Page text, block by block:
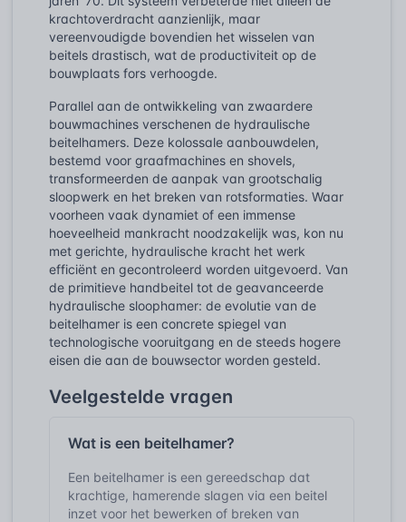
krachtoverdracht aanzienlijk, maar
vereenvoudigde bovendien het wisselen van
beitels drastisch, wat de productiviteit op de
bouwplaats fors verhoogde.
Parallel aan de ontwikkeling van zwaardere
bouwmachines verschenen de hydraulische
beitelhamers. Deze kolossale aanbouwdelen,
bestemd voor graafmachines en shovels,
transformeerden de aanpak van grootschalig
sloopwerk en het breken van rotsformaties. Waar
voorheen vaak dynamiet of een immense
hoeveelheid mankracht noodzakelijk was, kon nu
met gerichte, hydraulische kracht het werk
efficiënt en gecontroleerd worden uitgevoerd. Van
de primitieve handbeitel tot de geavanceerde
hydraulische sloophamer: de evolutie van de
beitelhamer is een concrete spiegel van
technologische vooruitgang en de steeds hogere
eisen die aan de bouwsector worden gesteld.
Veelgestelde vragen
Wat is een beitelhamer?
Een beitelhamer is een gereedschap dat
krachtige, hamerende slagen via een beitel
inzet voor het bewerken of breken van